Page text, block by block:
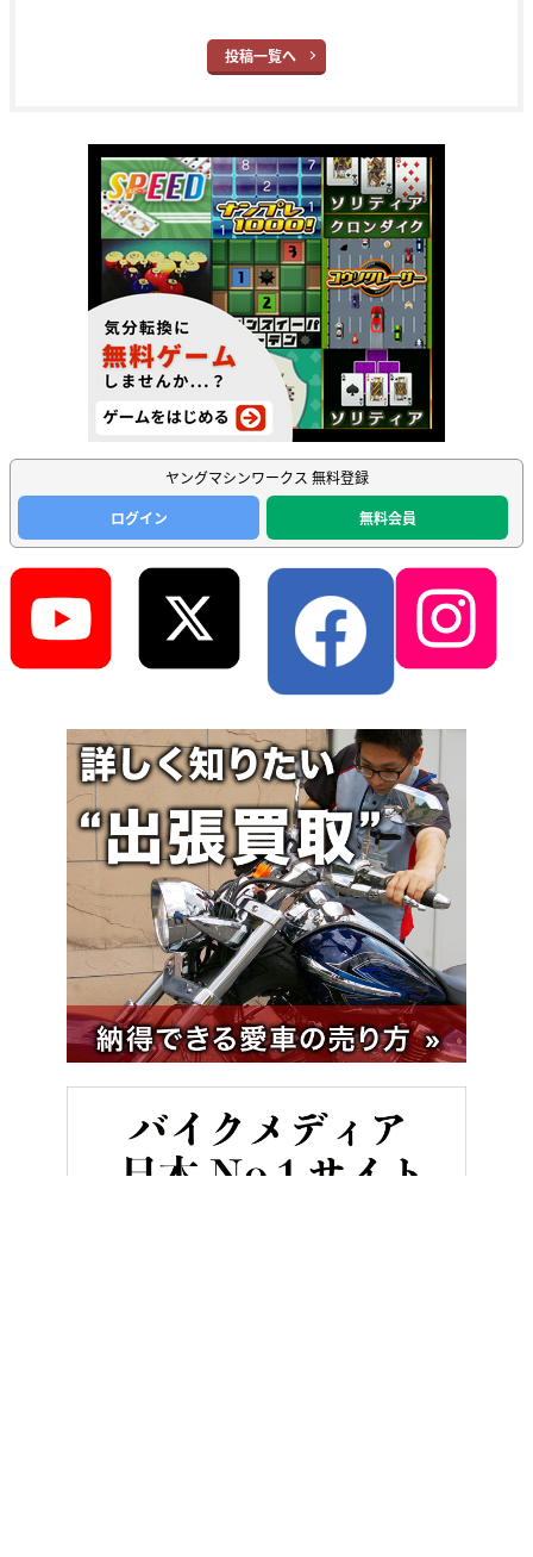
投稿一覧へ
ヤングマシンワークス 無料登録
ログイン
無料会員